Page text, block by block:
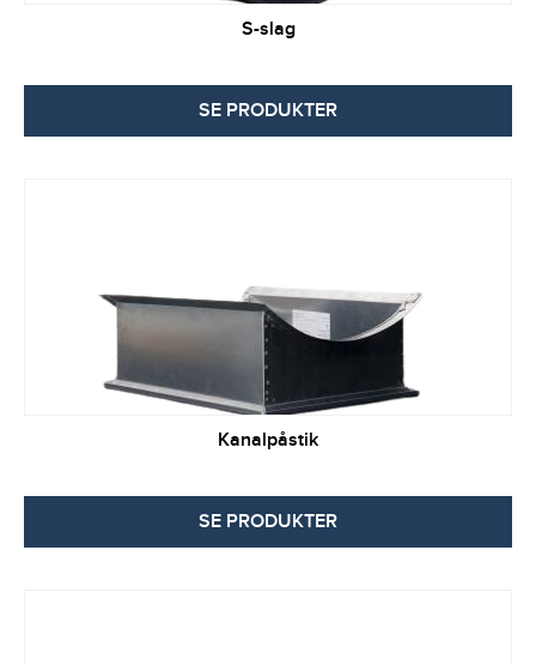
S-slag
SE PRODUKTER
Kanalpåstik
SE PRODUKTER